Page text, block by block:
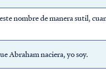
nombre de manera sutil,
Abraham naciera, yo soy.